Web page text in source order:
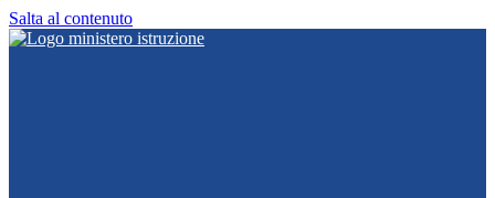
Salta al contenuto